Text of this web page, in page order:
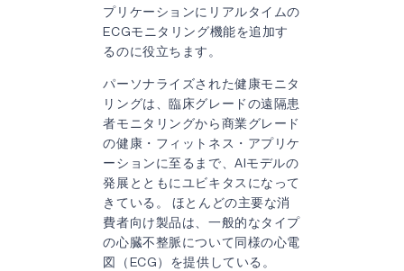
プリケーションにリアルタイムの
ECGモニタリング機能を追加す
るのに役立ちます。
パーソナライズされた健康モニタ
リングは、臨床グレードの遠隔患
者モニタリングから商業グレード
の健康・フィットネス・アプリケ
ーションに至るまで、AIモデルの
発展とともにユビキタスになって
きている。 ほとんどの主要な消
費者向け製品は、一般的なタイプ
の心臓不整脈について同様の心電
図（ECG）を提供している。